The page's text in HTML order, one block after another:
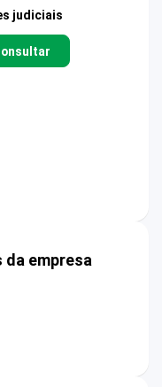
judiciais
empresa